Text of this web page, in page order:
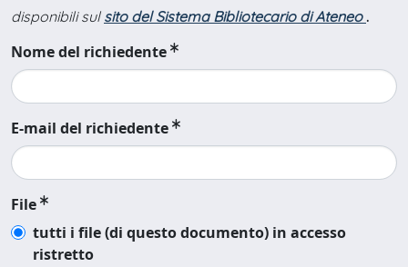
disponibili sul sito del Sistema Bibliotecario di Ateneo .
Nome del richiedente
E-mail del richiedente
File
tutti i file (di questo documento) in accesso
ristretto